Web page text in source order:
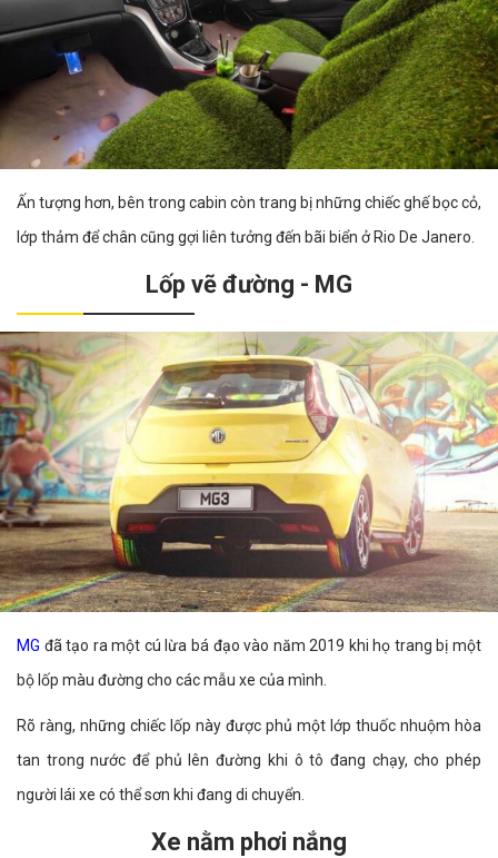
Ấn tượng hơn, bên trong cabin còn trang bị những chiếc ghế bọc cỏ,
lớp thảm để chân cũng gợi liên tưởng đến bãi biển ở Rio De Janero.
Lốp vẽ đường - MG
MG đã tạo ra một cú lừa bá đạo vào năm 2019 khi họ trang bị một
bộ lốp màu đường cho các mẫu xe của mình.
Rõ ràng, những chiếc lốp này được phủ một lớp thuốc nhuộm hòa
tan trong nước để phủ lên đường khi ô tô đang chạy, cho phép
người lái xe có thể sơn khi đang di chuyển.
Xe nằm phơi nắng